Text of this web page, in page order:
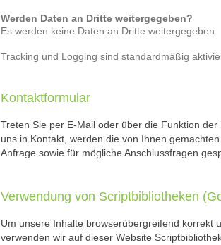
Werden Daten an Dritte weitergegeben?
Es werden keine Daten an Dritte weitergegeben.
Tracking und Logging sind standardmäßig
Kontaktformular
Treten Sie per E-Mail oder über die Funktion
uns in Kontakt, werden die von Ihnen
Anfrage sowie für mögliche Anschlussfragen
Verwendung von Scriptbibliotheken
Um unsere Inhalte browserübergreifend korrekt
verwenden wir auf dieser Website